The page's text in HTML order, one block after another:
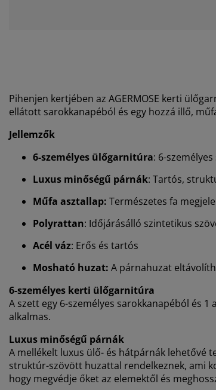
Pihenjen kertjében az AGERMOSE kerti
ellátott sarokkanapéból és egy hozzá illő,
Jellemzők
6-személyes ülőgarnitúra: 6-
Luxus minőségű párnák: Tartós,
Műfa asztallap: Természetes fa
Polyrattan: Időjárásálló szintetikus
Acél váz: Erős és tartós
Mosható huzat: A párnahuzat
6-személyes kerti ülőgarnitúra
A szett egy 6-személyes sarokkanapéból és
alkalmas.
Luxus minőségű párnák
A mellékelt luxus ülő- és hátpárnák lehetővé
struktúr-szövött huzattal rendelkeznek, ami
hogy megvédje őket az elemektől és